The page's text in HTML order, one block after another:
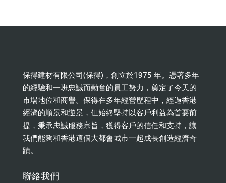
保得建材有限公司(保得)，創立於1975 年。憑著多年
的經驗和一班忠誠而勤奮的員工努力，奠定了今天的
市場地位和商譽。保得在多年經營歷程中，經過香港
經濟的順景和逆景，但始終堅持以客戶利益為首要前
提，秉承忠誠服務宗旨，獲得客戶的信任和支持，讓
我們能夠和香港這個大都會城市一起成長創造經濟奇
蹟。
聯絡我們